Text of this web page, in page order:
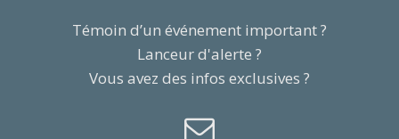
Témoin d’un événement important ?
Lanceur d'alerte ?
Vous avez des infos exclusives ?